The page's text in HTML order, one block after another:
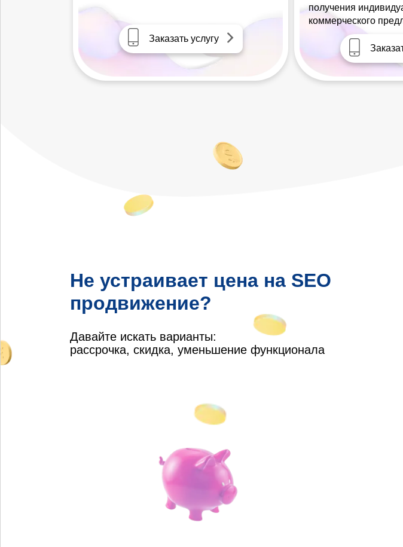
Заказать услугу
получения
коммерческого
Не устраивает цена на SEO
продвижение?
Давайте искать варианты:
рассрочка, скидка, уменьшение функционала